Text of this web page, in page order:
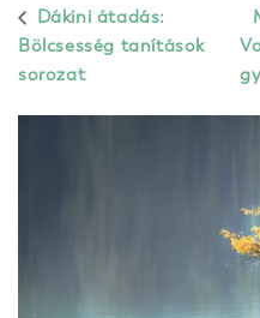
Dákini átadás:
Bölcsesség tanítások
sorozat